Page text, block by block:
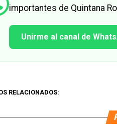
importantes de Quintana
Unirme al canal de
RELACIONADOS: